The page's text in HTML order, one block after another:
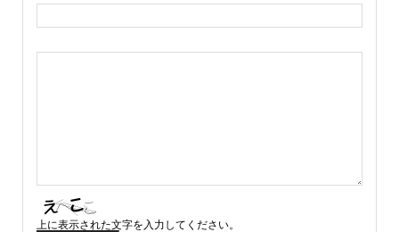
上に表示された文字を入力してください。